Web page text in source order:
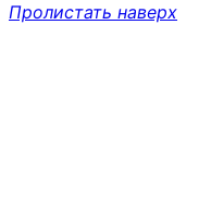
Пролистать наверх